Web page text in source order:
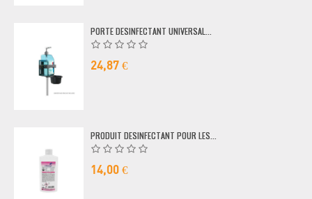
PORTE DESINFECTANT UNIVERSAL...
24,87 €
PRODUIT DESINFECTANT POUR LES...
14,00 €